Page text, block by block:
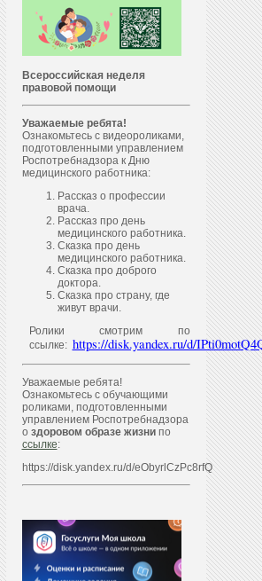
Всероссийская неделя
правовой помощи
Уважаемые ребята!
Ознакомьтесь с видеороликами,
подготовленными управлением
Роспотребнадзора к Дню
медицинского работника:
Рассказ о профессии
врача.
Рассказ про день
медицинского работника.
Сказка про день
медицинского работника.
Сказка про доброго
доктора.
Сказка про страну, где
живут врачи.
Ролики смотрим по
ссылке: https://disk.yandex.ru/d/
Уважаемые ребята!
Ознакомьтесь с обучающими
роликами, подготовленными
управлением Роспотребнадзора
о здоровом образе жизнипо
ссылке:
https://disk.yandex.ru/d/eObyrlCzPc8rfQ